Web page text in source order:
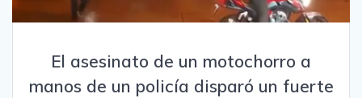
El asesinato de un motochorro a
manos de un policía disparó un fuerte